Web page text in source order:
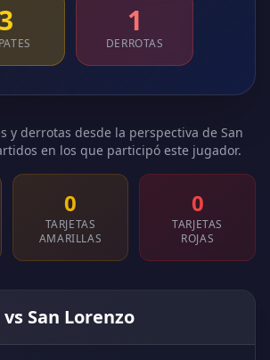
3 1
DERROTAS
y derrotas desde la perspectiva de San
en los que participó este jugador.
0
TARJETAS
AMARILLAS
0
TARJETAS
ROJAS
San Lorenzo